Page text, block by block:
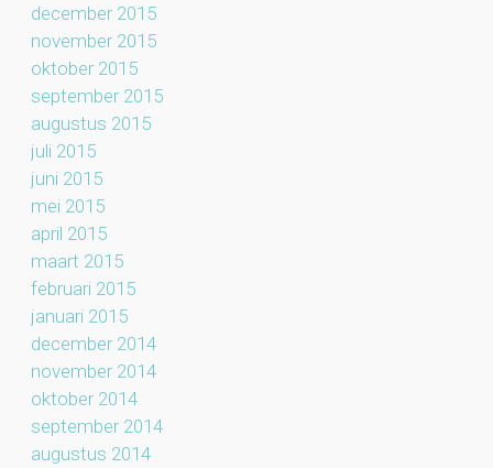
december 2015
november 2015
oktober 2015
september 2015
augustus 2015
juli 2015
juni 2015
mei 2015
april 2015
maart 2015
februari 2015
januari 2015
december 2014
november 2014
oktober 2014
september 2014
augustus 2014